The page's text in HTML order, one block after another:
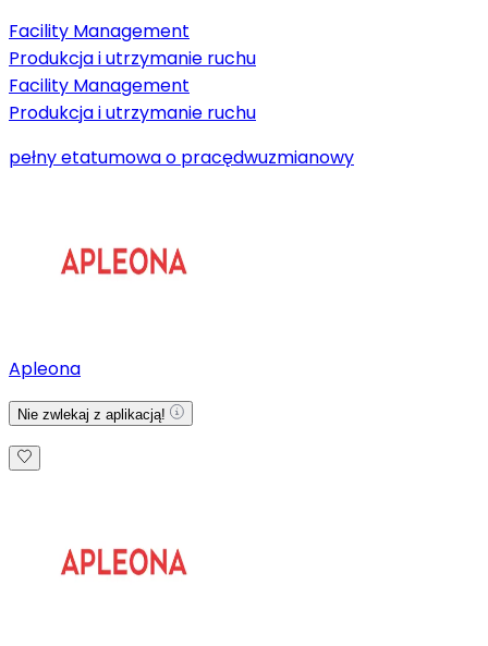
Facility Management
Produkcja i utrzymanie ruchu
Facility Management
Produkcja i utrzymanie ruchu
pełny etatumowa o pracędwuzmianowy
Apleona
Nie zwlekaj z aplikacją!